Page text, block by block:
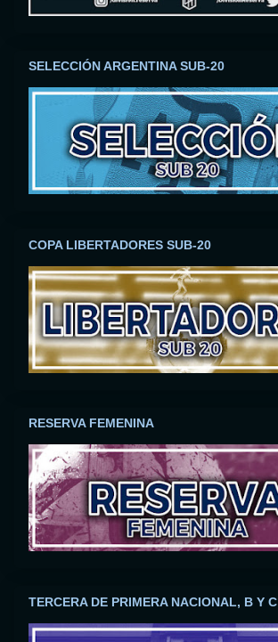
SELECCIÓN ARGENTINA SUB-20
COPA LIBERTADORES SUB-20
RESERVA FEMENINA
TERCERA DE PRIMERA NACIONAL, B Y C